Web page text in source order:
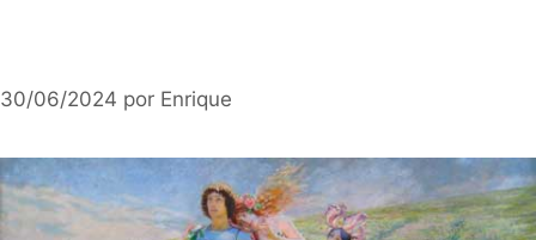
30/06/2024 por Enrique